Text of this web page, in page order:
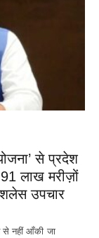
से प्रदेश
लाख मरीज़ों
उपचार
से नहीं आँकी जा